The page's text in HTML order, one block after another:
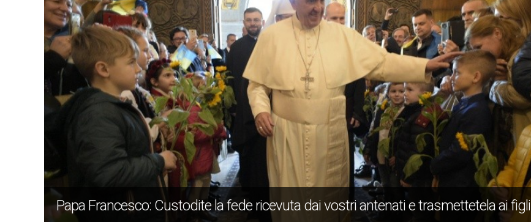
Papa Francesco: Custodite la fede ricevuta dai vostri antenati e trasmettetela ai figli